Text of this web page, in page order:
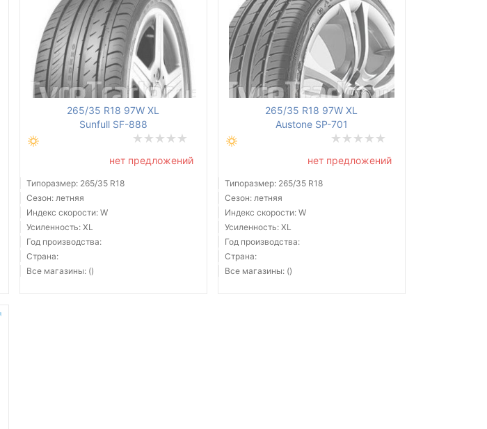
265/35 R18 97W XL
Sunfull SF-888
нет предложений
Типоразмер: 265/35 R18
Сезон: летняя
Индекс скорости: W
Усиленность: XL
Год производства:
Страна:
Все магазины: ()
265/35 R18 97W XL
Austone SP-701
нет предложений
Типоразмер: 265/35 R18
Сезон: летняя
Индекс скорости: W
Усиленность: XL
Год производства:
Страна:
Все магазины: ()